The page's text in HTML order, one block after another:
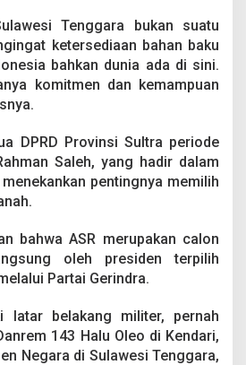
Tenggara bukan suatu
ketersediaan bahan baku
bahkan dunia ada di sini.
komitmen dan kemampuan
DPRD Provinsi Sultra periode
Saleh, yang hadir dalam
pentingnya memilih
bahwa ASR merupakan calon
oleh presiden terpilih
Partai Gerindra.
latar belakang militer, pernah
143 Halu Oleo di Kendari,
Negara di Sulawesi Tenggara,